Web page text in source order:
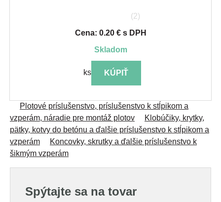
(2)
Cena: 0.20 € s DPH
skladom
ks KÚPIŤ
Plotové príslušenstvo, príslušenstvo k stĺpikom a
vzperám, náradie pre montáž plotov
Klobúčiky, krytky,
pätky, kotvy do betónu a ďalšie príslušenstvo k stĺpikom a
vzperám
Koncovky, skrutky a ďalšie príslušenstvo k
šikmým vzperám
Spýtajte sa na tovar